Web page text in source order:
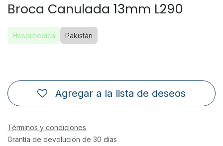
Broca Canulada 13mm L290
Hospimedica Pakistán
Agregar a la lista de deseos
Términos y condiciones
Grantía de devolución de 30 días